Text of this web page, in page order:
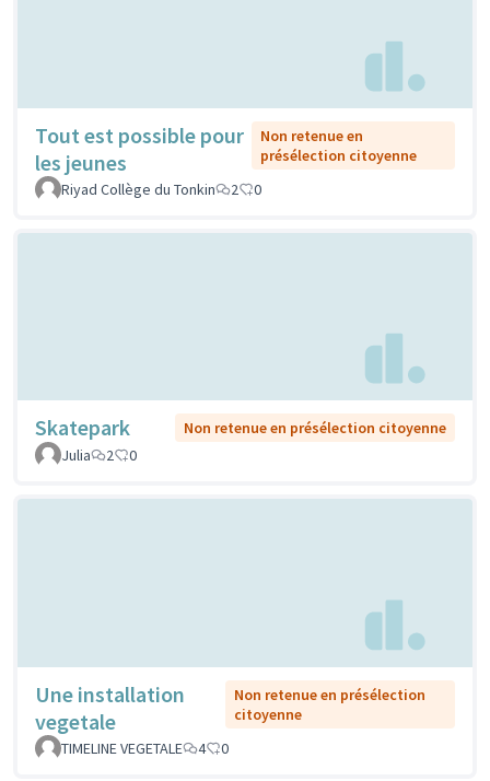
Tout est possible pour
les jeunes
Non retenue en
présélection citoyenne
Riyad Collège du Tonkin
2 0
Skatepark
Non retenue en présélection citoyenne
Julia
2 0
Une installation
vegetale
Non retenue en présélection
citoyenne
TIMELINE VEGETALE
4 0